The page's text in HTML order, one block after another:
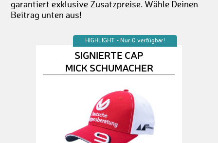
garantiert exklusive Zusatzpreise. Wähle Deinen
Beitrag unten aus!
HIGHLIGHT - Nur 0 verfügbar!
SIGNIERTE CAP
MICK SCHUMACHER